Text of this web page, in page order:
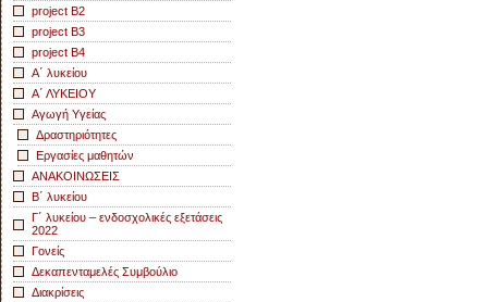
project B2
project B3
project B4
Α΄ λυκείου
Α΄ ΛΥΚΕΙΟΥ
Αγωγή Yγείας
Δραστηριότητες
Εργασίες μαθητών
ΑΝΑΚΟΙΝΩΣΕΙΣ
Β΄ λυκείου
Γ΄ λυκείου – ενδοσχολικές εξετάσεις
2022
Γονείς
Δεκαπενταμελές Συμβούλιο
Διακρίσεις